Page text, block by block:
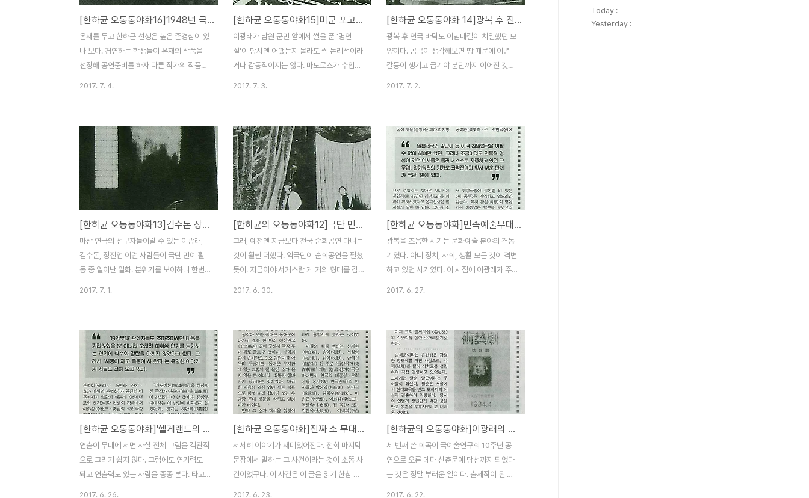
훨씬 옛날로 거슬러 올라간다. 이광래는
1948년 한국 초창기 연극계의 개척자 중의
한 사람인 윤백남 선생의 권유로 예술학원에
발을 들인다. 서라벌예술학원의 설립자가 윤
백남 선생이셨기 때문이다. 그 당..
울국립극장에서 두 번 공연을 가졌는데 두 번
다 극단 신협이 맡았음만 보아도 신협의 활동
상을 알 것이다. 그러다가 세 번째 레퍼토리
인 정비석 원작 이광래 각색인 와 윤방일이
이끌던 '극협'에서..
무대예술원 창립과 함께 그야말로 자의반 타
의반 혹은 순전히 타의로 일본제국의 문화정
책에 강제로 끌려나가 친일연극을 했던 사람
들도 깊은 잠에서 깨어나 하나로 뭉치게 되었
던 것이다. 거기에다 38..
[한하균 오동동야화16]1948년 극협-신협 바뀌는 과정의 이광래
온재를 두고 한하균 선생은 높은 존경심이 있
나 보다. 경연하는 학생들이 온재의 작품을
선정해 공연준비를 하자 다른 작가의 작품을
"이렇게 해야만 극단 신협이 국립극장에서 자
주 공연할 수 있을 테니"하면서 덧붙였다. 말
하자면 계산된 작전이란 얘기다. 황무지에도
봄은 오는가? 1948년 8월 15일 대한민국
정부가 수립되면서 그 악명 높은 미군정 193
호는 소멸되고 연극예술의 씨앗은 돋아나고
있었다. 그것은 한국 연극학회의 탄생과 함께
연극경연대회의 개최였다. 1949년 6월 금
천대회관(전시경찰국자리) 3층에 사무실을
두고 고고의 성을 울린 한..
2017. 7. 4.
[한하균 오동동야화15]미군 포고령으로 황무지가 된 연극계
이광래가 남원 군민 앞에서 썰을 푼 '명연
설'이 당시엔 어땠는지 몰라도 썩 논리적이라
거나 감동적이지는 않다. 마도로스가 수입의
남로당 요구대로 무상몰수 무상분배할 수 없
다고 강조한 게 관객의 우레와 같은 박수를
받을 만한 것이었나에는 좀 의아한 구석이 있
다. 어쨌든 이광래는 그렇게 연설해서 관객의
동의를 얻어 대본대로 공연을 한 모양이다.
미군정 시대 포고령이 바로 법이었으니...
1948년 200원짜리 관람료에 세금을 매겼
으니 많은 극단이 해체되고 관람료 10원짜리
저급한 공연이 판을 치게 되었단다. 여튼 예
나 지금이나 정치를 잘 ..
2017. 7. 3.
[한하균 오동동야화 14]광복 후 진영논리에 휘둘린 이광래 연극
광복 후 연극 바닥도 이념대결이 치열했던 모
양이다. 곰곰이 생각해보면 땅 때문에 이념
갈등이 생기고 급기야 분단까지 이어진 것을
한 상황에서 이광래는 남연 공연에서 땅의 무
상몰수 무상분배를 주장하는 남로당 조직의
요구에 역제안은 한다는데... 극단 '민예'가 문
을 닫던 그 해 그 달에 그러니까 1947년 11
월에 이광래는 유치진·이서구와 함께 한국무
대예술원을 조직한다. 이듬해인 1948년 이
른 봄에는 우익진영의 많은 극단과 연극인들
을 총망라하여 '극예술협회'라는 이름으로
UN한국위원단 환영 특별공연을 시공관에서
갖게 된다. 아울러..
2017. 7. 2.
[한하균 오동동야화13]김수돈 장난에 죽인다고 달려든 정진업
마산 연극의 선구자들이랄 수 있는 이광래,
김수돈, 정진업 이런 사람들이 극단 민예 활
동 중 일어난 일화. 분위기를 보아하니 한번
었다고 한다. 그 당시 강경은 유동인구가 정
주보다 훨씬 많은, 그래서 상품거래가 많았던
곳이어서 권번(기생이 대기하면서 요리점에
서 부르면 주변에 나가기 위하여 여러 가지
예절과 춤과 노래를 교습받던 곳)도 있었다.
그만큼 경제적으로 윤택했다. 강경에서의 공
연은 그야말로 입추의 여지도 없는 초만원을
이운 가운데 무사히 끝났다. 막이 내린 뒤 분
장실로 돌아가 보니, 월초 정진업에게는 그곳
의 권번에서 정중히 초..
2017. 7. 1.
[한하균의 오동동야화12]극단 민예 전국 누비며 순회공연
그래, 예전엔 지금보다 전국 순회공연 다니는
것이 훨씬 더했다. 악극단이 순회공연을 펼쳤
듯이. 지금이야 서커스란 게 거의 형태를 감
이 있다. 다만 한 번도 연극을 그렇게 순회공
연하는 것은 본 적이 없다. 음... 고등학교 1학
년 때까지만해도 연극이 무엇인지 알지도 못
했으니까. 아무 것도 모르는 상태에서 고2 때
교회에서 친구들이 연극을 해보자며 내게 어
쩌면 일방적으로 맡겨버리는 바람에 대본 쓰
고 연출을 하긴 했지만... 곰곰이 생각해보면
내가 숫기가 없고 연기력이 딸리니까 배우 하
지말고 연출을 맡겼을 수도 있겠다. 또 샜다.
지금에야 보..
2017. 6. 30.
[한하균 오동동야화]민족예술무대 시절의 이광래
광복을 즈음한 시기는 문화예술 분야의 격동
기였다. 아니 정치, 사회, 생활 모든 것이 격변
하고 있던 시기였다. 이 시점에 이광래가 주
갈아입고 즉각적으로 공산주의 선전계몽대로
돌변한 사실인데... 친일단체였던 이 극단을
'친일청산'에 더 강력하게 대처했던 북한이
묵인했다는 게 쉬 이해할 수 없는 부분이다.
여튼. 연극의 예술성(순수성)과 대중성이라는
두 마리 토끼를 잡으려고 몸부림하던 이광래
는 일제의 가교한 문화정책 때문에 신극의 주
류를 이루고 있던 '극연'과 '중앙무대'가 해체
되자 상업극의 독무대가 된 극단에서 1940
년 황금좌에 ..
2017. 6. 27.
[한하균 오동동야화]'헬게랜드의 해적'에서의 1인 2역
연출이 무대에 서면 사실 전체 그림을 객관적
으로 그리기 쉽지 않다. 그럼에도 연기력도
되고 연출력도 있는 사람을 종종 본다. 타고
2017. 6. 26.
[한하균 오동동야화]진짜 소 무대에 등장 우는 소리 대신 큰거만
서서히 이야기가 재미있어진다. 전회 마지막
문장에서 말하는 그 사건이라는 것이 소똥 사
건이었구나. 이 사건은 이 글을 읽기 한참 전
2017. 6. 23.
[한하균의 오동동야화]이광래의 출세작 '촌선생'
세 번째 쓴 희곡이 극예술연구회 10주년 공
연으로 오른 데다 신춘문예 당선까지 되었다
는 것은 정말 부러운 일이다. 출세작이 된 이
2017. 6. 22.
Today :
Yesterday :